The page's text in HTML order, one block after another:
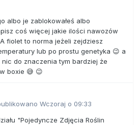
albo je zablokowałeś albo
coś więcej jakie ilości nawozów
fiolet to norma jeżeli zejdziesz
lub po prostu genetyka 😉 a
do znaczenia tym bardziej że
boxie 😅 😉
Wczoraj o 09:33
"Pojedyncze Zdjęcia Roślin